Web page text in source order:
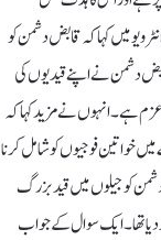
میں کہا کہ قابض دشمن کو
دشمن نے اپنے قیدیوں کی
ہے۔انہوں نے مزید کہا کہ
کر اس زمرے میں خواتین فوجیوں کو شامل کرنا
کو جیلوں میں قید بزرگ
تھا۔ایک سوال کے جواب